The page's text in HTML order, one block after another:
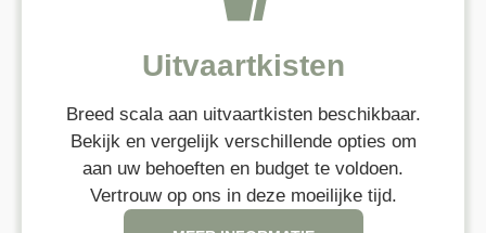
Uitvaartkisten
Breed scala aan uitvaartkisten beschikbaar.
Bekijk en vergelijk verschillende opties om
aan uw behoeften en budget te voldoen.
Vertrouw op ons in deze moeilijke tijd.